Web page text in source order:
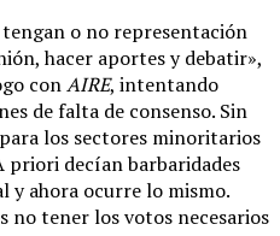
o no representación
hacer aportes y debatir»,
conAIRE, intentando
de falta de consenso. Sin
los sectores minoritarios
priori decían barbaridades
y ahora ocurre lo mismo.
no tener los votos necesarios